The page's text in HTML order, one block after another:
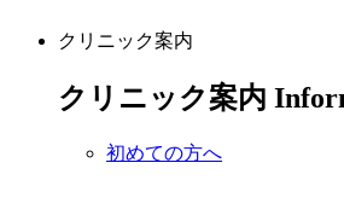
クリニック案内
クリニック案内
初めての方へ